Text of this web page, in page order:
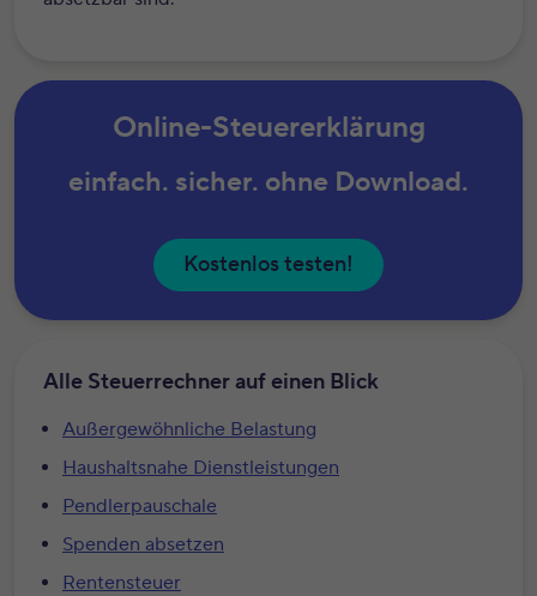
Online-Steuererklärung
einfach. sicher. ohne Download.
Kostenlos testen!
Alle Steuerrechner auf einen Blick
Außergewöhnliche Belastung
Haushaltsnahe Dienstleistungen
Pendlerpauschale
Spenden absetzen
Rentensteuer